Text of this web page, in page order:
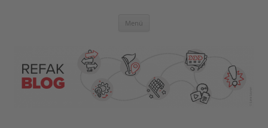
Blog der Referent:innen Akademie
Menü